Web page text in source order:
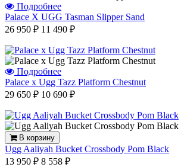
Подробнее
Palace X UGG Tasman Slipper Sand
26 950 ₽ 11 490 ₽
Подробнее
Palace x Ugg Tazz Platform Chestnut
29 650 ₽ 10 690 ₽
В корзину
Ugg Aaliyah Bucket Crossbody Pom Black
13 950 ₽ 8 558 ₽